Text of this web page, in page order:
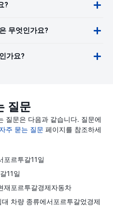
?
무엇인가요?
가요?
질문
질문은 다음과 같습니다. 질문에
자주 묻는 질문 페이지를 참조하세
포르투갈11일
11일
재포르투갈경제자동차
차량 종류에서포르투갈었경제